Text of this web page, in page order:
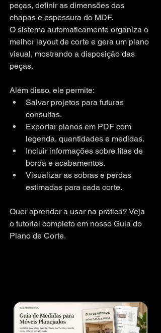
peças, definir as dimensões das
chapas e espessura do MDF.
O sistema automaticamente organiza o
melhor layout de corte e gera um plano
visual, mostrando a disposição das
peças.
Além disso, ele permite:
Salvar projetos para futuras
consultas.
Exportar planos em PDF com
legenda, quantidades e medidas.
Incluir informações sobre fitas de
borda e acabamentos.
Visualizar as sobras e perdas
estimadas para cada corte.
Quer aprender a usar na prática? Veja
o tutorial completo em nosso Guia do
Plano de Corte.